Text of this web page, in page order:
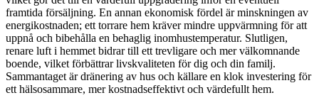
framtida försäljning. En annan ekonomisk fördel är minskningen av
energikostnaden; ett torrare hem kräver mindre uppvärmning för att
uppnå och bibehålla en behaglig inomhustemperatur. Slutligen,
renare luft i hemmet bidrar till ett trevligare och mer välkomnande
boende, vilket förbättrar livskvaliteten för dig och din familj.
Sammantaget är dränering av hus och källare en klok investering för
ett hälsosammare, mer kostnadseffektivt och värdefullt hem.